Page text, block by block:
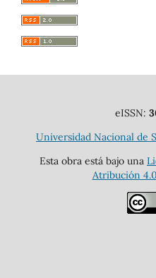
eISSN:
Universidad Nacional de
Esta obra está bajo una
Atribución